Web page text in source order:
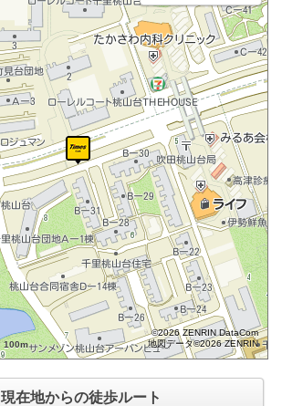
100m
©2026 ZENRIN DataCom
地図データ©2026 ZENRIN
現在地からの徒歩ルート